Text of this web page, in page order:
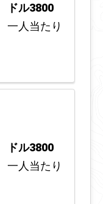
ドル3800
一人当たり
ドル3800
一人当たり